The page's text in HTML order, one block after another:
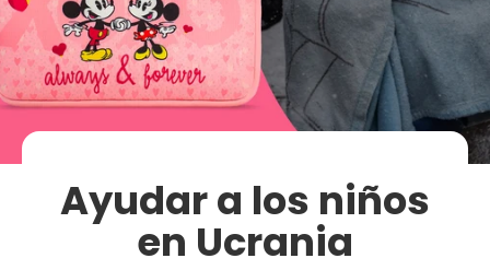
Ayudar a los niños
en Ucrania